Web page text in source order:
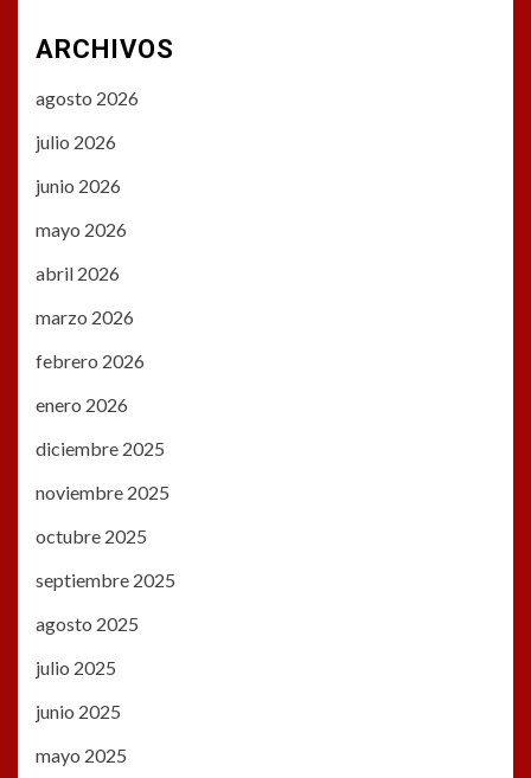
ARCHIVOS
agosto 2026
julio 2026
junio 2026
mayo 2026
abril 2026
marzo 2026
febrero 2026
enero 2026
diciembre 2025
noviembre 2025
octubre 2025
septiembre 2025
agosto 2025
julio 2025
junio 2025
mayo 2025